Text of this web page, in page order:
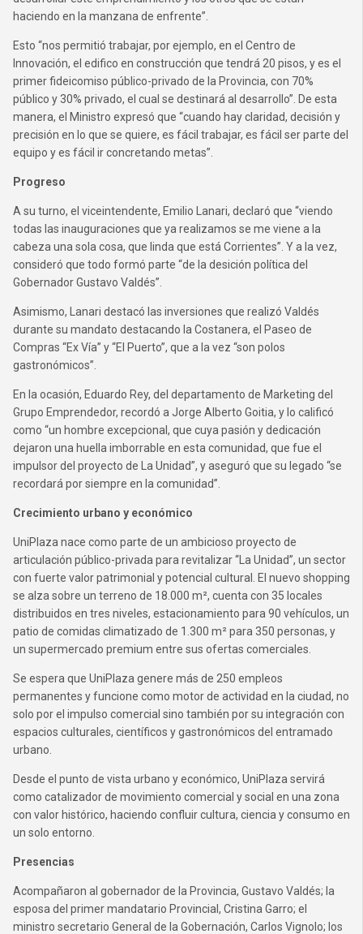
haciendo en la manzana de enfrente”.
Esto “nos permitió trabajar, por ejemplo, en el Centro de
Innovación, el edifico en construcción que tendrá 20 pisos, y es el
primer fideicomiso público-privado de la Provincia, con 70%
público y 30% privado, el cual se destinará al desarrollo”. De esta
manera, el Ministro expresó que “cuando hay claridad, decisión y
precisión en lo que se quiere, es fácil trabajar, es fácil ser parte del
equipo y es fácil ir concretando metas”.
Progreso
A su turno, el viceintendente, Emilio Lanari, declaró que “viendo
todas las inauguraciones que ya realizamos se me viene a la
cabeza una sola cosa, que linda que está Corrientes”. Y a la vez,
consideró que todo formó parte “de la desición política del
Gobernador Gustavo Valdés”.
Asimismo, Lanari destacó las inversiones que realizó Valdés
durante su mandato destacando la Costanera, el Paseo de
Compras “Ex Vía” y “El Puerto”, que a la vez “son polos
gastronómicos”.
En la ocasión, Eduardo Rey, del departamento de Marketing del
Grupo Emprendedor, recordó a Jorge Alberto Goitia, y lo calificó
como “un hombre excepcional, que cuya pasión y dedicación
dejaron una huella imborrable en esta comunidad, que fue el
impulsor del proyecto de La Unidad”, y aseguró que su legado “se
recordará por siempre en la comunidad”.
Crecimiento urbano y económico
UniPlaza nace como parte de un ambicioso proyecto de
articulación público-privada para revitalizar “La Unidad”, un sector
con fuerte valor patrimonial y potencial cultural. El nuevo shopping
se alza sobre un terreno de 18.000 m², cuenta con 35 locales
distribuidos en tres niveles, estacionamiento para 90 vehículos, un
patio de comidas climatizado de 1.300 m² para 350 personas, y
un supermercado premium entre sus ofertas comerciales.
Se espera que UniPlaza genere más de 250 empleos
permanentes y funcione como motor de actividad en la ciudad, no
solo por el impulso comercial sino también por su integración con
espacios culturales, científicos y gastronómicos del entramado
urbano.
Desde el punto de vista urbano y económico, UniPlaza servirá
como catalizador de movimiento comercial y social en una zona
con valor histórico, haciendo confluir cultura, ciencia y consumo en
un solo entorno.
Presencias
Acompañaron al gobernador de la Provincia, Gustavo Valdés; la
esposa del primer mandatario Provincial, Cristina Garro; el
ministro secretario General de la Gobernación, Carlos Vignolo; los